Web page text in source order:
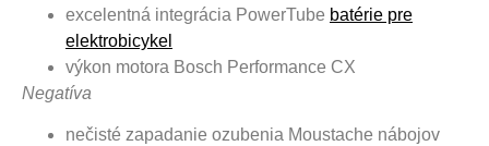
excelentná integrácia PowerTube batérie pre
elektrobicykel
výkon motora Bosch Performance CX
Negatíva
nečisté zapadanie ozubenia Moustache nábojov